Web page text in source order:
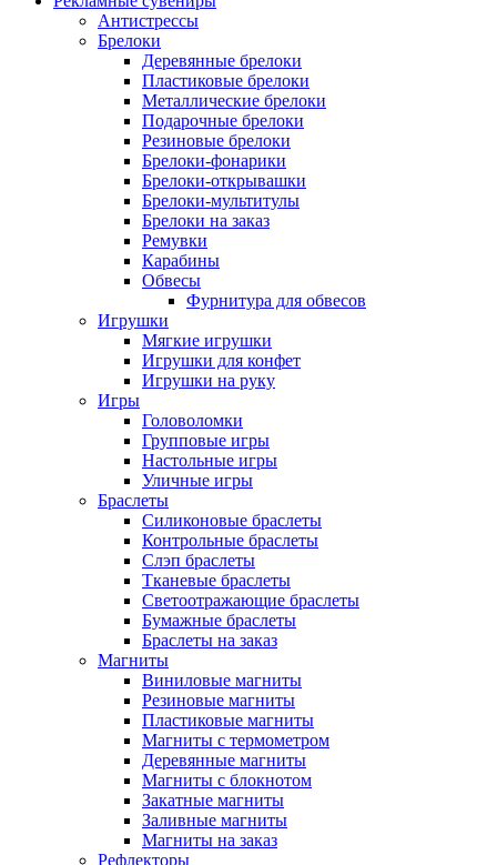
Антистрессы
Брелоки
Деревянные брелоки
Пластиковые брелоки
Металлические брелоки
Подарочные брелоки
Резиновые брелоки
Брелоки-фонарики
Брелоки-открывашки
Брелоки-мультитулы
Брелоки на заказ
Ремувки
Карабины
Обвесы
Фурнитура для обвесов
Игрушки
Мягкие игрушки
Игрушки для конфет
Игрушки на руку
Игры
Головоломки
Групповые игры
Настольные игры
Уличные игры
Браслеты
Силиконовые браслеты
Контрольные браслеты
Слэп браслеты
Тканевые браслеты
Светоотражающие браслеты
Бумажные браслеты
Браслеты на заказ
Магниты
Виниловые магниты
Резиновые магниты
Пластиковые магниты
Магниты с термометром
Деревянные магниты
Магниты с блокнотом
Закатные магниты
Заливные магниты
Магниты на заказ
Рефлекторы